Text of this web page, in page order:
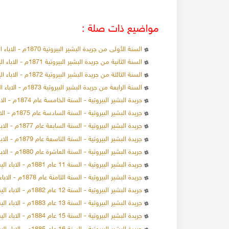
مواضيع ذات صلة :
السنة الأولى من جريدة البشير البيروتية 1870م - الاباء اليسوعيون
السنة الثانية من جريدة البشير البيروتية 1871م - الاباء اليسوعيون
السنة الثالثة من جريدة البشير البيروتية 1872م - الاباء اليسوعيون
السنة الرابعة من جريدة البشير البيروتية 1873م - الاباء اليسوعيون
جريدة البشير البيروتية - السنة الخامسة عام 1874م - الاباء اليسوعيون
جريدة البشير البيروتية - السنة السادسة عام 1875م - الاباء اليسوعيون
جريدة البشير البيروتية - السنة السابعة عام 1877م - الاباء اليسوعيون
جريدة البشير البيروتية - السنة التاسعة عام 1879م - الاباء اليسوعيون
جريدة البشير البيروتية - السنة العاشرة عام 1880م - الاباء اليسوعيون
جريدة البشير البيروتية - السنة 11 عام 1881م - الاباء اليسوعيون
جريدة البشير البيروتية - السنة الثامنة عام 1878م - الاباء اليسوعيون
جريدة البشير البيروتية - السنة 12 عام 1882م - الاباء اليسوعيون
جريدة البشير البيروتية - السنة 13 عام 1883م - الاباء اليسوعيون
جريدة البشير البيروتية - السنة 15 عام 1884م - الاباء اليسوعيون